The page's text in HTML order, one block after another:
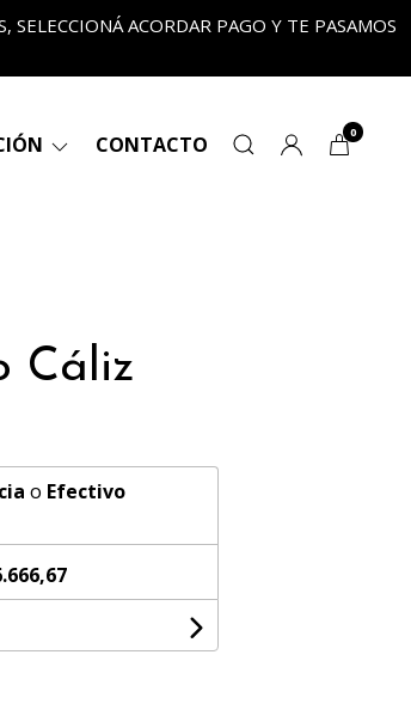
SELECCIONÁ ACORDAR PAGO Y TE PASAMOS
CONTACTO 0
Cáliz
o Efectivo